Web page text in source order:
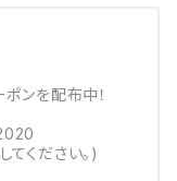
ンを配布中！
ください。)